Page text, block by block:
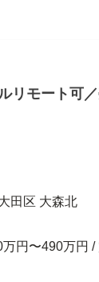
リモート可
田区 大森北
円〜490万円 /